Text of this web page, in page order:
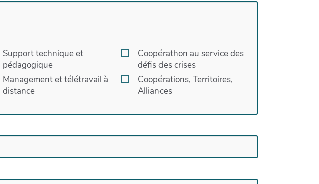
Support technique et
pédagogique
Management et télétravail à
distance
Coopérathon au service des
défis des crises
Coopérations, Territoires,
Alliances